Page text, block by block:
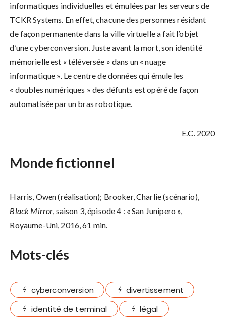
informatiques individuelles et émulées par les serveurs de
TCKR Systems. En effet, chacune des personnes résidant
de façon permanente dans la ville virtuelle a fait l’objet
d’une cyberconversion. Juste avant la mort, son identité
mémorielle est « téléversée » dans un « nuage
informatique ». Le centre de données qui émule les
« doubles numériques » des défunts est opéré de façon
automatisée par un bras robotique.
E.C. 2020
Monde fictionnel
Harris, Owen (réalisation); Brooker, Charlie (scénario),
Black Mirror, saison 3, épisode 4 : « San Junipero »,
Royaume-Uni, 2016, 61 min.
Mots-clés
cyberconversion
divertissement
identité de terminal
légal